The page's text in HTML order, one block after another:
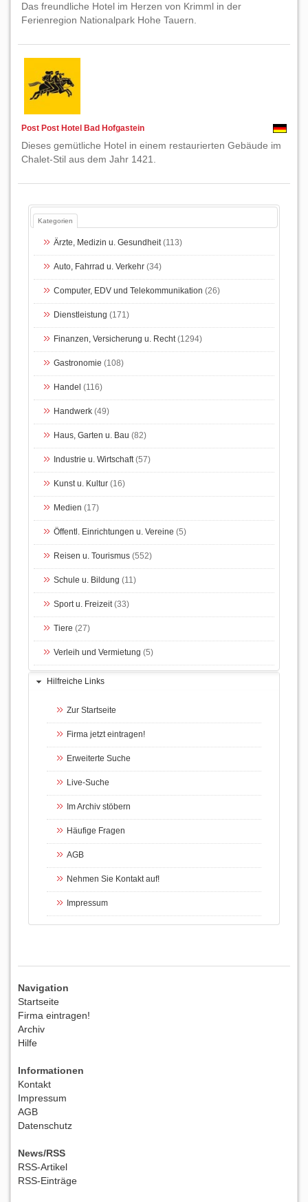
Das freundliche Hotel im Herzen von Krimml in der
Ferienregion Nationalpark Hohe Tauern.
Post Post Hotel Bad Hofgastein
Dieses gemütliche Hotel in einem restaurierten Gebäude im
Chalet-Stil aus dem Jahr 1421.
Kategorien
Ärzte, Medizin u. Gesundheit(113)
Auto, Fahrrad u. Verkehr (34)
Computer, EDV und Telekommunikation (26)
Dienstleistung (171)
Finanzen, Versicherung u. Recht(1294)
Gastronomie (108)
Handel (116)
Handwerk (49)
Haus, Garten u. Bau (82)
Industrie u. Wirtschaft(57)
Kunst u. Kultur (16)
Medien (17)
Öffentl. Einrichtungen u. Vereine (5)
Reisen u. Tourismus (552)
Schule u. Bildung (11)
Sport u. Freizeit(33)
Tiere (27)
Verleih und Vermietung (5)
Hilfreiche Links
Zur Startseite
Firma jetzt eintragen!
Erweiterte Suche
Live-Suche
Im Archiv stöbern
Häufige Fragen
AGB
Nehmen Sie Kontakt auf!
Impressum
Navigation
Startseite
Firma eintragen!
Archiv
Hilfe
Informationen
Kontakt
Impressum
AGB
Datenschutz
News/RSS
RSS-Artikel
RSS-Einträge